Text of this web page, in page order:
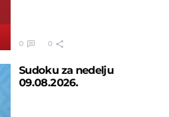
0 0
Sudoku za nedelju
09.08.2026.